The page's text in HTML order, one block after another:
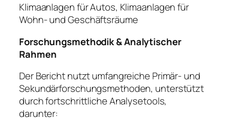
Klimaanlagen für Autos, Klimaanlagen für
Wohn- und Geschäftsräume
Forschungsmethodik & Analytischer
Rahmen
Der Bericht nutzt umfangreiche Primär- und
Sekundärforschungsmethoden, unterstützt
durch fortschrittliche Analysetools,
darunter: